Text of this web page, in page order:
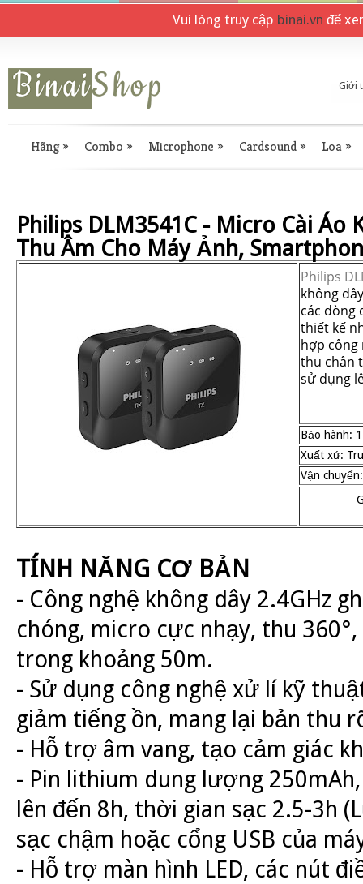
Vui lòng truy cập binai.vn để
Giới
Hãng» Combo » Microphone » Cardsound» Loa»
Philips DLM3541C - Micro Cài Áo
Thu Âm Cho Máy Ảnh,
Philips
không
các dòng
thiết kế
hợp công
thu chân
sử dụng
Bảo hành:
Xuất xứ:
Vận
TÍNH NĂNG CƠ BẢN
- Công nghệ không dây 2.4GHz
chóng, micro cực nhạy, thu
trong khoảng 50m.
- Sử dụng công nghệ xử lí kỹ
giảm tiếng ồn, mang lại bản thu
- Hỗ trợ âm vang, tạo cảm giác
- Pin lithium dung lượng
lên đến 8h, thời gian sạc 2.5-3h
sạc chậm hoặc cổng USB của
- Hỗ trợ màn hình LED, các nút